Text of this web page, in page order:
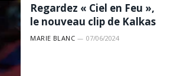
Regardez « Ciel en Feu »,
le nouveau clip de Kalkas
MARIE BLANC 07/06/2024